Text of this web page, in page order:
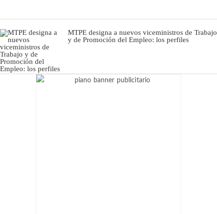
MTPE designa a nuevos viceministros de Trabajo
y de Promoción del Empleo: los perfiles